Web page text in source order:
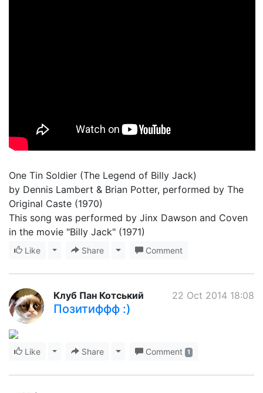
One Tin Soldier (The Legend of Billy Jack)
by Dennis Lambert & Brian Potter, performed by The
Original Caste (1970)
This song was performed by Jinx Dawson and Coven
in the movie "Billy Jack" (1971)
Like Toggle Dropdown
Share Toggle Dropdown
Comment
22 Oct 2014 18:08
Клуб Пан Котський
Позитиффф :)
Like Toggle Dropdown
Share Toggle Dropdown
Comment 1